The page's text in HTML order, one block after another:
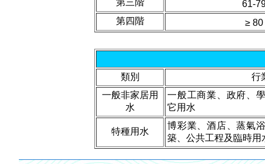
61-
第四階
≥ 80
類別
行
一般非家居用
水
一般工商業、政府、
它用水
特種用水
博彩業、酒店、蒸氣
築、公共工程及臨時用